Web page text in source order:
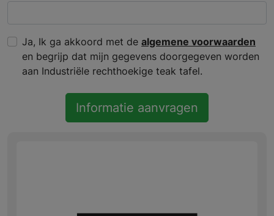
Ja, Ik ga akkoord met de algemene voorwaarden
en begrijp dat mijn gegevens doorgegeven worden
aan Industriële rechthoekige teak tafel.
Informatie aanvragen